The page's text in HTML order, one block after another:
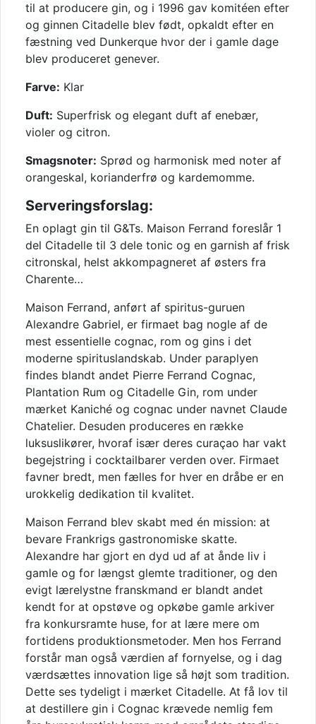
til at producere gin, og i 1996 gav komitéen efter
og ginnen Citadelle blev født, opkaldt efter en
fæstning ved Dunkerque hvor der i gamle dage
blev produceret genever.
Farve: Klar
Duft: Superfrisk og elegant duft af enebær,
violer og citron.
Smagsnoter: Sprød og harmonisk med noter af
orangeskal, korianderfrø og kardemomme.
Serveringsforslag:
En oplagt gin til G&Ts. Maison Ferrand foreslår 1
del Citadelle til 3 dele tonic og en garnish af frisk
citronskal, helst akkompagneret af østers fra
Charente…
Maison Ferrand, anført af spiritus-guruen
Alexandre Gabriel, er firmaet bag nogle af de
mest essentielle cognac, rom og gins i det
moderne spirituslandskab. Under paraplyen
findes blandt andet Pierre Ferrand Cognac,
Plantation Rum og Citadelle Gin, rom under
mærket Kaniché og cognac under navnet Claude
Chatelier. Desuden produceres en række
luksuslikører, hvoraf især deres curaçao har vakt
begejstring i cocktailbarer verden over. Firmaet
favner bredt, men fælles for hver en dråbe er en
urokkelig dedikation til kvalitet.
Maison Ferrand blev skabt med én mission: at
bevare Frankrigs gastronomiske skatte.
Alexandre har gjort en dyd ud af at ånde liv i
gamle og for længst glemte traditioner, og den
evigt lærelystne franskmand er blandt andet
kendt for at opstøve og opkøbe gamle arkiver
fra konkursramte huse, for at lære mere om
fortidens produktionsmetoder. Men hos Ferrand
forstår man også værdien af fornyelse, og i dag
værdsættes innovation lige så højt som tradition.
Dette ses tydeligt i mærket Citadelle. At få lov til
at destillere gin i Cognac krævede nemlig fem